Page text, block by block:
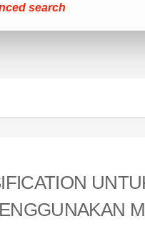
search